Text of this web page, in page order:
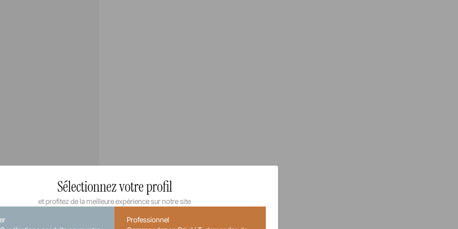
Sélectionnez votre profil
et profitez de la meilleure expérience sur notre site
Professionnel